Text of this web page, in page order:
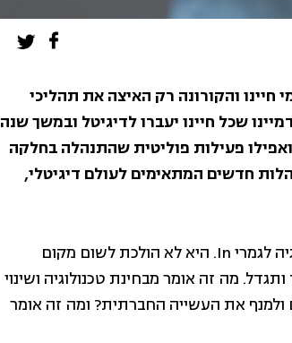
חיינו והקורונה רק האיצה את תהליכי
שכל חיינו יעברו לדיגיטל ובמשך שנה
פעילות פוליטית שהתנהלה בחלקה
חדשים המתאימים לעולם דיגיטלי,
אומנם הקורונה הולכת להיות out מחיינו (הלוואי!), אבל הטכנולוגיה לגמרי In. היא לא הולכת לשום מקום
מה זה אומר מבחינת טכנולוגיה ושינוי
ולמנף את העשייה החברתית? ומה זה אומר